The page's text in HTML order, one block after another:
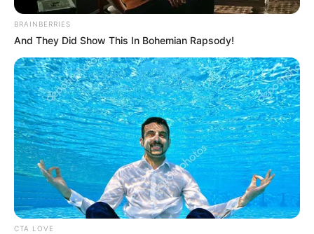
BRAINBERRIES
And They Did Show This In Bohemian Rapsody!
CTA LOVE